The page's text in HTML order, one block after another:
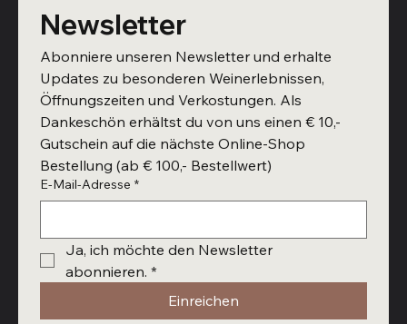
Newsletter
Abonniere unseren Newsletter und erhalte
Updates zu besonderen Weinerlebnissen,
Öffnungszeiten und Verkostungen. Als
Dankeschön erhältst du von uns einen € 10,-
Gutschein auf die nächste Online-Shop
Bestellung (ab € 100,- Bestellwert)
E-Mail-Adresse *
Ja, ich möchte den Newsletter
abonnieren. *
Einreichen